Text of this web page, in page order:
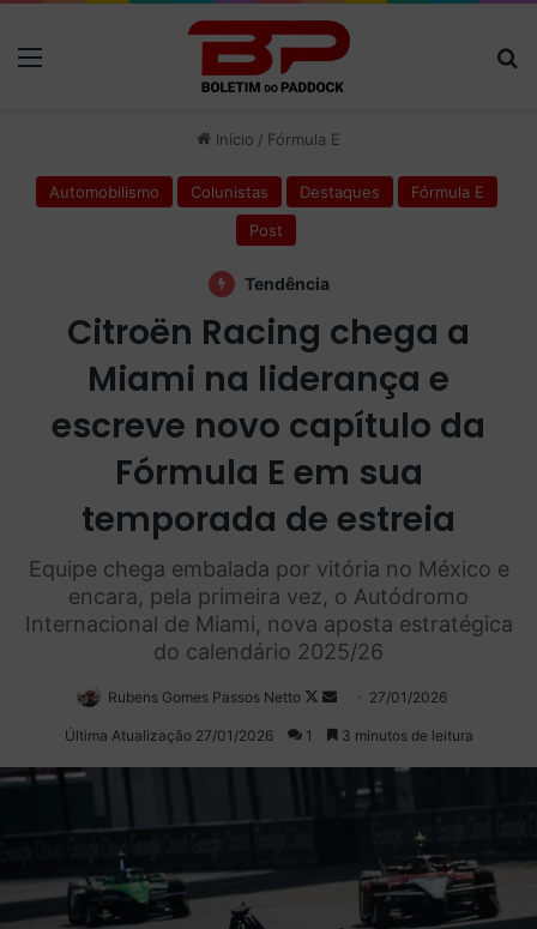
Início / Fórmula E
Automobilismo Colunistas Destaques
Fórmula E
Post
Tendência
Citroën Racing chega a
Miami na liderança e
escreve novo capítulo da
Fórmula E em sua
temporada de estreia
Equipe chega embalada por vitória no México e
encara, pela primeira vez, o Autódromo
Internacional de Miami, nova aposta estratégica
do calendário 2025/26
Rubens Gomes Passos Netto
Follow
on
Mande
um
27/01/2026
Última Atualização 27/01/2026 1 3 minutos de leitura